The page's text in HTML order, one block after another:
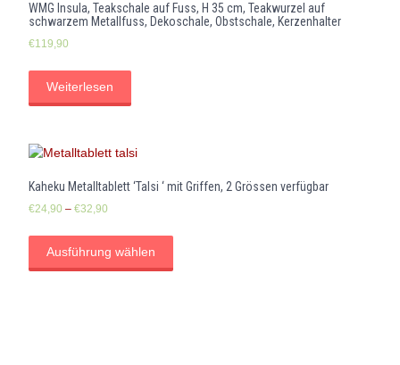
WMG Insula, Teakschale auf Fuss, H 35 cm, Teakwurzel auf
schwarzem Metallfuss, Dekoschale, Obstschale, Kerzenhalter
€119,90
Weiterlesen
Kaheku Metalltablett ‘Talsi ‘ mit Griffen, 2 Grössen verfügbar
€24,90 – €32,90
Ausführung wählen